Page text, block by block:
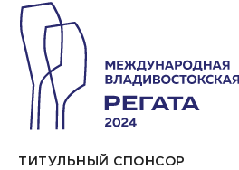
ТИТУЛЬНЫЙ СПОНСОР